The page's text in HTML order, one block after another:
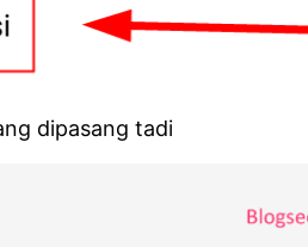
dipasang tadi